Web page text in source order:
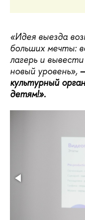
«Идея выезда
больших мечты:
лагерь и
новый уровень»,
культурный
детям!».